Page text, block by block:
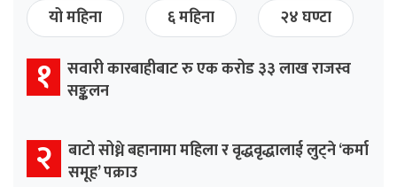
यो महिना
६ महिना २४ घण्टा
१ सवारी कारबाहीबाट रु एक करोड ३३ लाख राजस्व
सङ्कलन
२ बाटो सोध्ने बहानामा महिला र वृद्धवृद्धालाई लुट्ने ‘कर्मा
समूह’ पक्राउ